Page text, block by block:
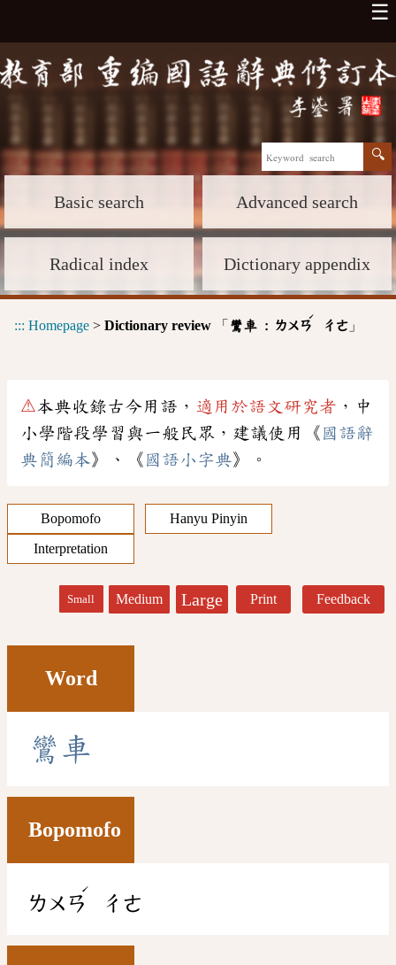
☰
Basic search Advanced search
Radical index Dictionary appendix
::: Homepage > Dictionary review 「 鸞車 : ㄌㄨㄢ
ˊ
ㄔㄜ」
⚠本典收錄古今用語， 適用於語文研究者 ，中
小學階段學習與一般民眾，建議使用《 國語辭
典簡編本》、《 國語小字典》。
Bopomofo
Hanyu Pinyin
Interpretation
Small Medium Large Print Feedback
Word
鸞車
Bopomofo
ㄌㄨㄢ
ˊ
ㄔㄜ